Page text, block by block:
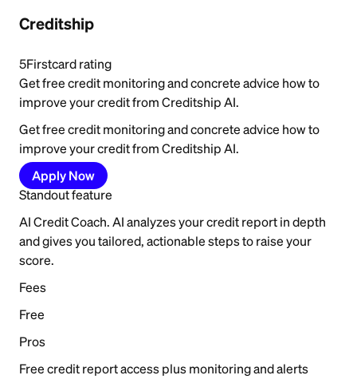
Creditship
5Firstcard rating
Get free credit monitoring and concrete advice how to
improve your credit from Creditship AI.
Get free credit monitoring and concrete advice how to
improve your credit from Creditship AI.
Apply Now
Standout feature
AI Credit Coach. AI analyzes your credit report in depth
and gives you tailored, actionable steps to raise your
score.
Fees
Free
Pros
Free credit report access plus monitoring and alerts